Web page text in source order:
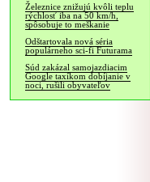
Železnice znižujú kvôli teplu
rýchlosť iba na 50 km/h,
spôsobuje to meškanie
Odštartovala nová séria
populárneho sci-fi Futurama
Súd zakázal samojazdiacim
Google taxíkom dobíjanie v
noci, rušili obyvateľov